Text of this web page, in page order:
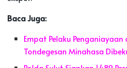
Baca Juga:
Empat Pelaku Penganiayaan
Tondegesan Minahasa